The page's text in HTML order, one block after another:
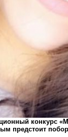
конкурс
предстоит